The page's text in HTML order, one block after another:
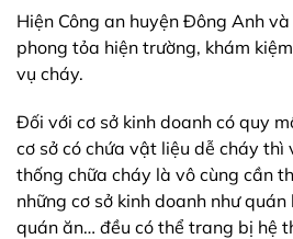
Hiện Công an huyện Đông Anh
phong tỏa hiện trường, khám
vụ cháy.
Đối với cơ sở kinh doanh có quy
cơ sở có chứa vật liệu dễ cháy thì
thống chữa cháy là vô cùng cần
những cơ sở kinh doanh như
quán ăn… đều có thể trang bị hệ